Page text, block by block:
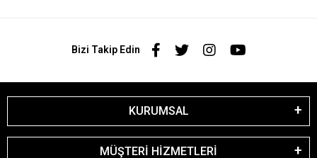
Bizi Takip Edin
KURUMSAL
MÜŞTERİ HİZMETLERİ